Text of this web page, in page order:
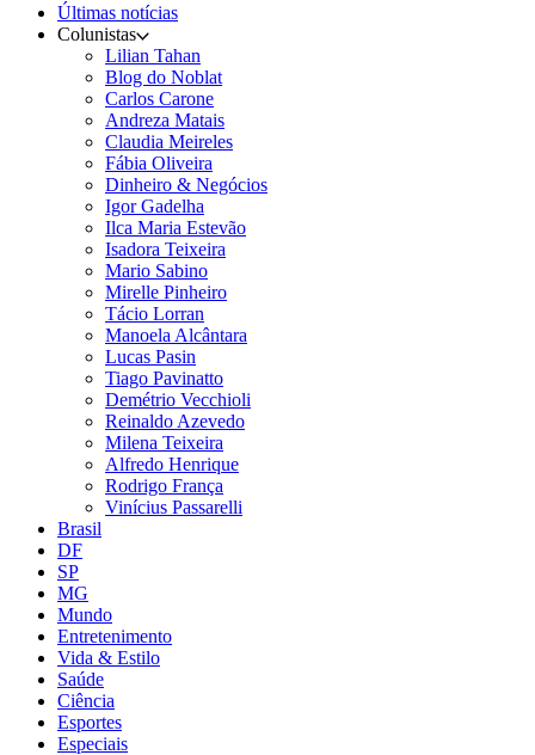
Últimas notícias
Colunistas
Lilian Tahan
Blog do Noblat
Carlos Carone
Andreza Matais
Claudia Meireles
Fábia Oliveira
Dinheiro & Negócios
Igor Gadelha
Ilca Maria Estevão
Isadora Teixeira
Mario Sabino
Mirelle Pinheiro
Tácio Lorran
Manoela Alcântara
Lucas Pasin
Tiago Pavinatto
Demétrio Vecchioli
Reinaldo Azevedo
Milena Teixeira
Alfredo Henrique
Rodrigo França
Vinícius Passarelli
Brasil
DF
SP
MG
Mundo
Entretenimento
Vida & Estilo
Saúde
Ciência
Esportes
Especiais